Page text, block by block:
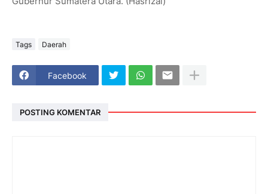
Tags Daerah
Facebook
POSTING KOMENTAR